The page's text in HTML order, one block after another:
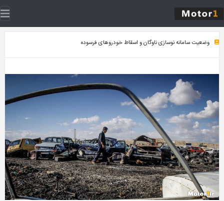
وضعیت سامانه نوسازی ناوگان و اسقاط خودروهای فرسوده